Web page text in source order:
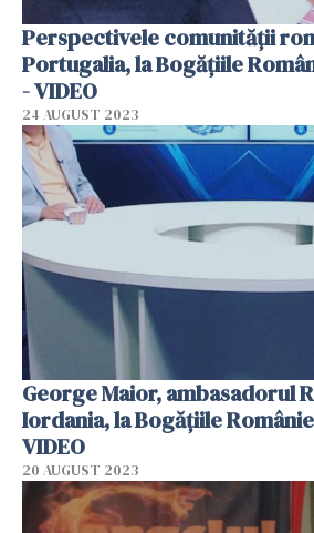
Perspectivele comunității
Portugalia, la Bogățiile
- VIDEO
24 AUGUST 2023
George Maior, ambasadorul
Iordania, la Bogățiile
VIDEO
20 AUGUST 2023